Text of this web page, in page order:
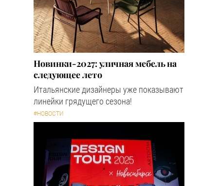
Новинки-2027: уличная мебель на
следующее лето
Итальянские дизайнеры уже показывают
линейки грядущего сезона!
#НОВОСТИ